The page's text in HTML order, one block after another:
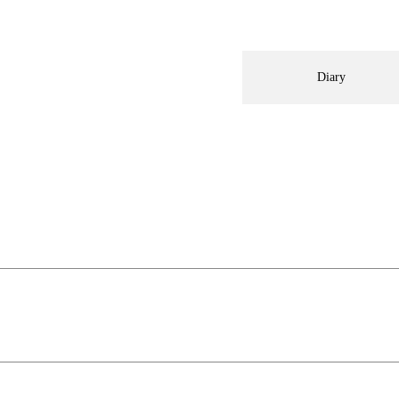
Diary